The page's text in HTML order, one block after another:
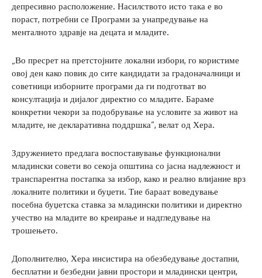
депресивно расположение. Насилството исто така е во
пораст, потребни се Програми за унапредување на
менталното здравје на децата и младите.
„Во пресрет на претстојните локални избори, го користиме
овој ден како повик до сите кандидати за градоначалници и
советници изборните програми да ги подготват во
консултација и дијалог директно со младите. Бараме
конкретни чекори за подобрување на условите за живот на
младите, не декларативна поддршка“, велат од Хера.
Здружението предлага воспоставување функционални
младински совети во секоја општина со јасна надлежност и
транспарентна постапка за избор, како и реално влијание врз
локалните политики и буџети. Тие бараат воведување
посебна буџетска ставка за младински политики и директно
учество на младите во креирање и надгледување на
трошењето.
Дополнително, Хера инсистира на обезбедување достапни,
бесплатни и безбедни јавни простори и младински центри,